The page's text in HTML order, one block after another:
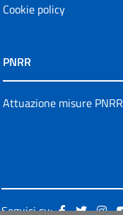
Cookie policy
PNRR
Attuazione misure PNRR
Seguici su: